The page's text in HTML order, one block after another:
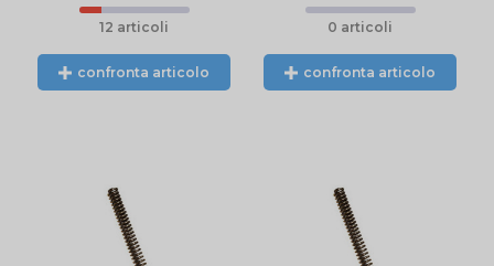
12 articoli
confronta articolo
0 articoli
confronta articolo